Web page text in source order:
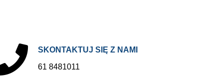
SKONTAKTUJ SIĘ Z NAMI
61 8481011